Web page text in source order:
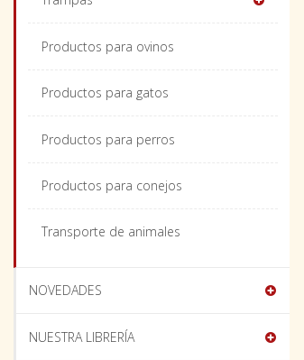
Productos para ovinos
Productos para gatos
Productos para perros
Productos para conejos
Transporte de animales
NOVEDADES
NUESTRA LIBRERÍA